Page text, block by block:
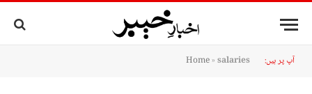
آپ پر ہیں: Home»salaries